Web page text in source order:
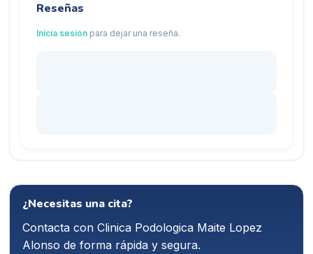
Reseñas
Inicia sesión para dejar una reseña.
¿Necesitas una cita?
Contacta conClinica Podologica Maite Lopez
Alonso de forma rápida y segura.